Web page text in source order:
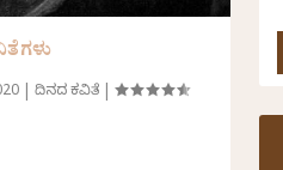
| ದಿನದ ಕವಿತೆ|